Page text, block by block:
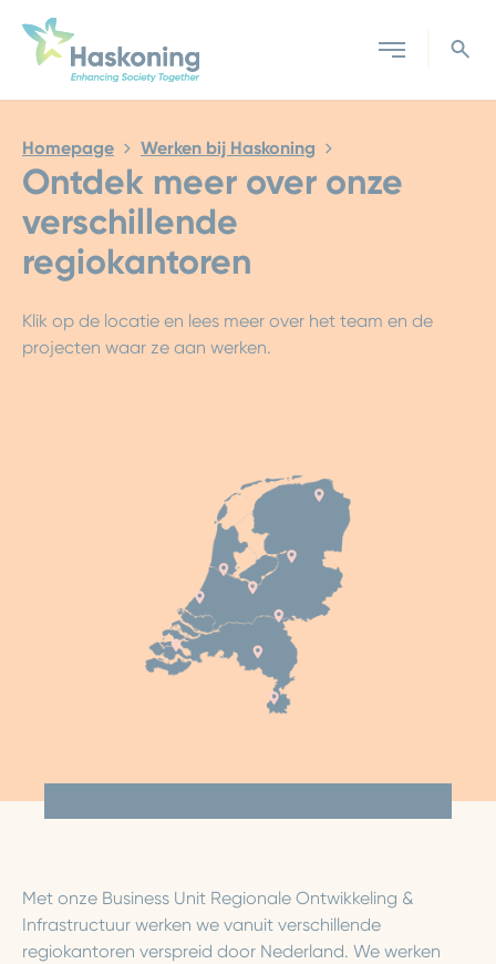
Sluiten
Homepage Werken bij Haskoning
Ontdek meer over onze
verschillende
regiokantoren
Klik op de locatie en lees meer over het team en de
projecten waar ze aan werken.
Met onze Business Unit Regionale Ontwikkeling &
Infrastructuur werken we vanuit verschillende
regiokantoren verspreid door Nederland. We werken